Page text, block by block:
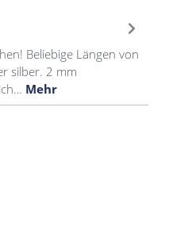
Beliebige Längen von
silber. 2 mm
Mehr